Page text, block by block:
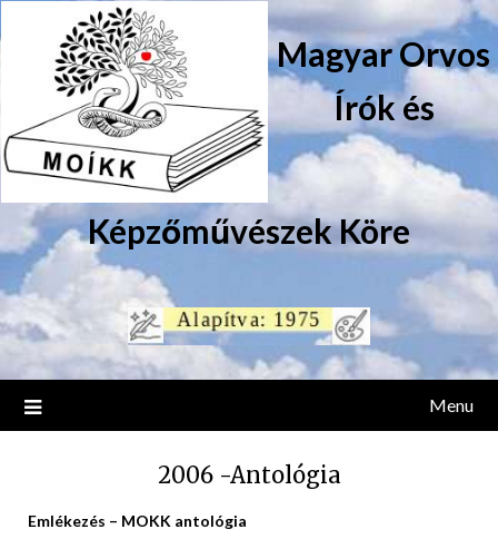
Magyar Orvos
Írók és
Képzőművészek Köre
Menu
2006 -Antológia
Emlékezés – MOKK antológia